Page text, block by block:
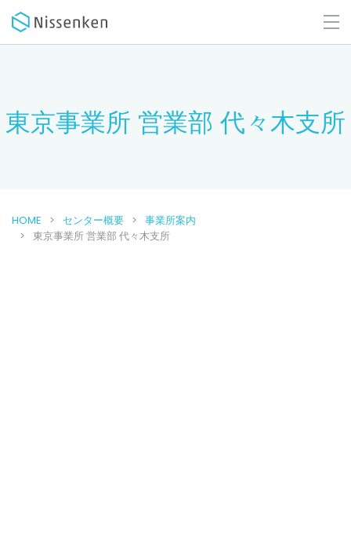
東京事業所 営業部 代々木支所
HOME センター概要
事業所案内
東京事業所 営業部 代々木支所